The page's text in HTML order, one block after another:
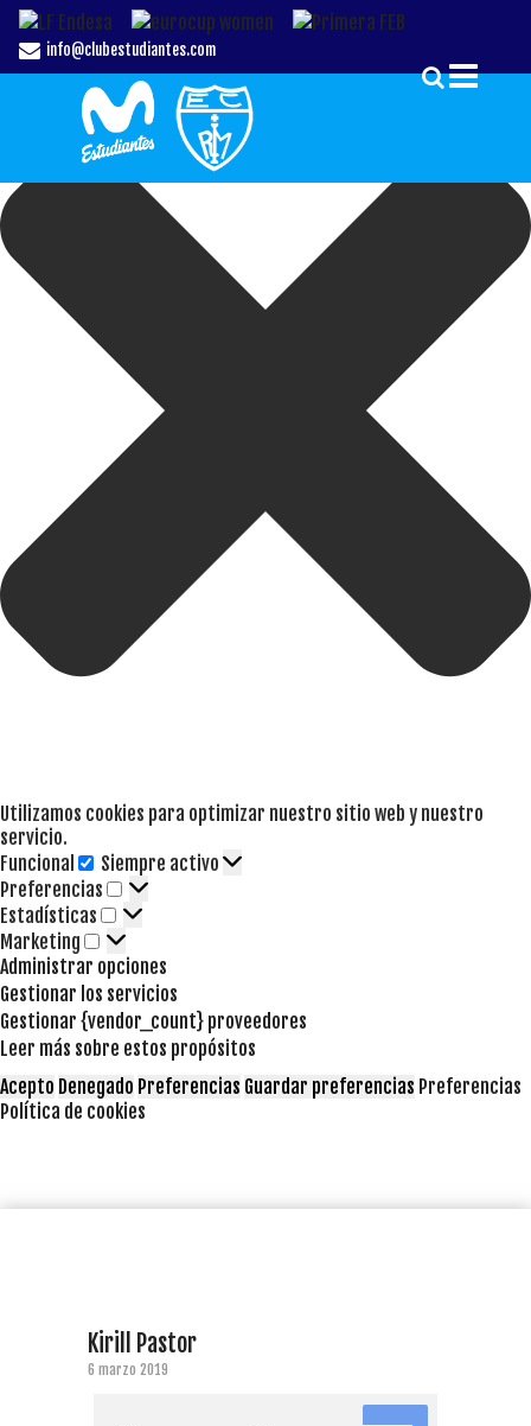
Gestionar el Consentimiento de las Cookies
Utilizamos cookies para optimizar nuestro sitio web y nuestro
servicio.
Funcional
Funcional
Siempre activo
Preferencias
Preferencias
Estadísticas Estadísticas
Marketing Marketing
Administrar opciones
Gestionar los servicios
Gestionar {vendor_count} proveedores
Leer más sobre estos propósitos
Acepto Denegado Preferencias Guardar preferencias Preferencias
Política de cookies
info@clubestudiantes.com
Kirill Pastor
6 marzo 2019